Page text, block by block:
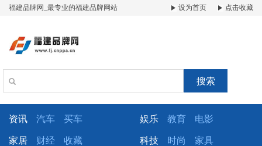
福建品牌网_最专业的福建品牌网站 设为首页 点击收藏
搜索
资讯 汽车 买车 娱乐 教育 电影
家居 财经 收藏 科技 时尚 家具